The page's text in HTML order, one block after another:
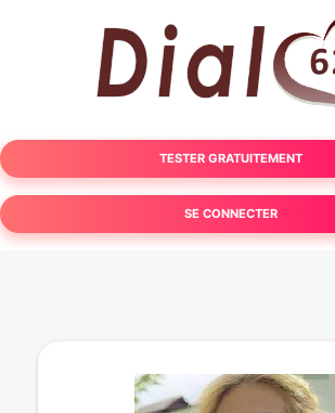
TESTER GRATUITEMENT
SE CONNECTER